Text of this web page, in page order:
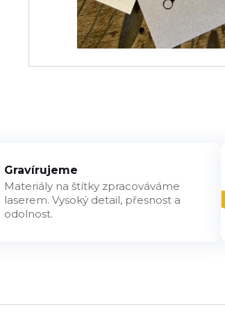
Gravírujeme
Materiály na štítky zpracováváme
laserem. Vysoký detail, přesnost a
odolnost.